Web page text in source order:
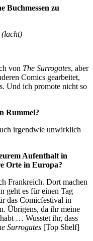
Buchmessen zu
(lacht)
von The Surrogates, aber
Comics gearbeitet,
Und ich promote nicht so
Rummel?
irgendwie unwirklich
Aufenthalt in
Orte in Europa?
Frankreich. Dort machen
geht es für einen Tag
das Comicfestival in
Übrigens, da ihr meine
… Wusstet ihr, dass
Surrogates [Top Shelf]